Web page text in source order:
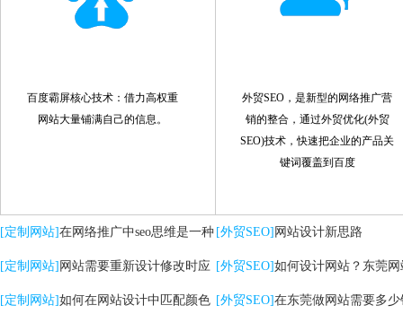
百度霸屏核心技术：借力高权重
网站大量铺满自己的信息。
外贸SEO，是新型的网络推广营
销的整合，通过外贸优化(外贸
SEO)技术，快速把企业的产品关
键词覆盖到百度
[定制网站]在网络推广中seo思维是一种
策略
[定制网站] 网站需要重新设计修改时应
注意哪些问题
[定制网站]如何在网站设计中匹配颜色
[外贸SEO] 网站设计新思路
[外贸SEO]如何设计网站？东莞网
计的核心是什么？
[外贸SEO]在东莞做网站需要多少